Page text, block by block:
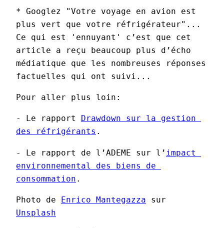
* Googlez "Votre voyage en avion est
plus vert que votre réfrigérateur"...
Ce qui est 'ennuyant' c’est que cet
article a reçu beaucoup plus d’écho
médiatique que les nombreuses réponses
factuelles qui ont suivi...
Pour aller plus loin:
- Le rapport
Drawdown sur la gestion
des réfrigérants .
- Le rapport de l’ADEME sur l’ impact
environnemental des biens de
consommation .
Photo de Enrico Mantegazza
Unsplash